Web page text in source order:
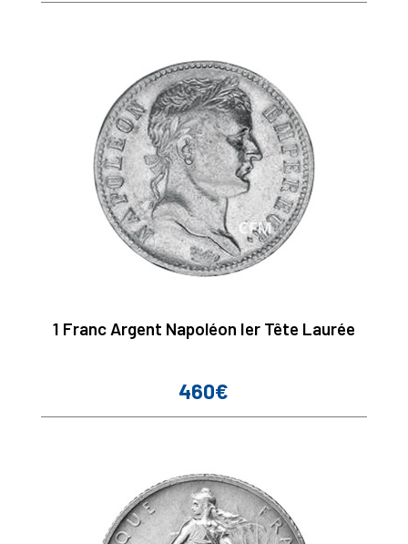
1 Franc Argent Napoléon Ier Tête Laurée
Prix
460€